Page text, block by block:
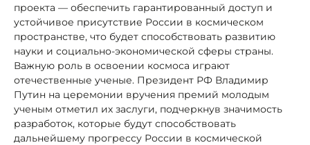
проекта — обеспечить гарантированный доступ и
устойчивое присутствие России в космическом
пространстве, что будет способствовать развитию
науки и социально-экономической сферы страны.
Важную роль в освоении космоса играют
отечественные ученые. Президент РФ Владимир
Путин на церемонии вручения премий молодым
ученым отметил их заслуги, подчеркнув значимость
разработок, которые будут способствовать
дальнейшему прогрессу России в космической